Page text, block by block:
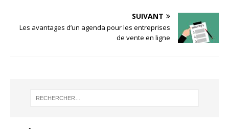
SUIVANT
Les avantages d’un agenda pour les entreprises
de vente en ligne